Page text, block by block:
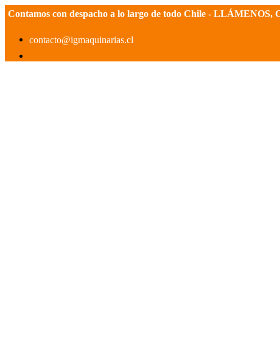
Contamos con despacho a lo largo de todo Chile - LLÁMENOS,